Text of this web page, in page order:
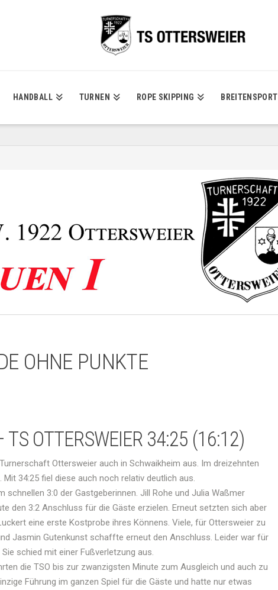
HANDBALL TURNEN ROPE SKIPPING BREITENSPORT
OHNE PUNKTE
OTTERSWEIER 34:25 (16:12)
Ottersweier auch in Schwaikheim aus. Im dreizehnten
34:25 fiel diese auch noch relativ deutlich aus.
3:0 der Gastgeberinnen. Jill Rohe und Julia Waßmer
den 3:2 Anschluss für die Gäste erzielen. Erneut setzten sich aber
eine erste Kostprobe ihres Könnens. Viele, für Ottersweier zu
Jasmin Gutenkunst schaffte erneut den Anschluss. Leider war für
schied mit einer Fußverletzung aus.
die TSO bis zur zwanzigsten Minute zum Ausgleich und auch zu
Führung im ganzen Spiel für die Gäste und hatte nur etwas